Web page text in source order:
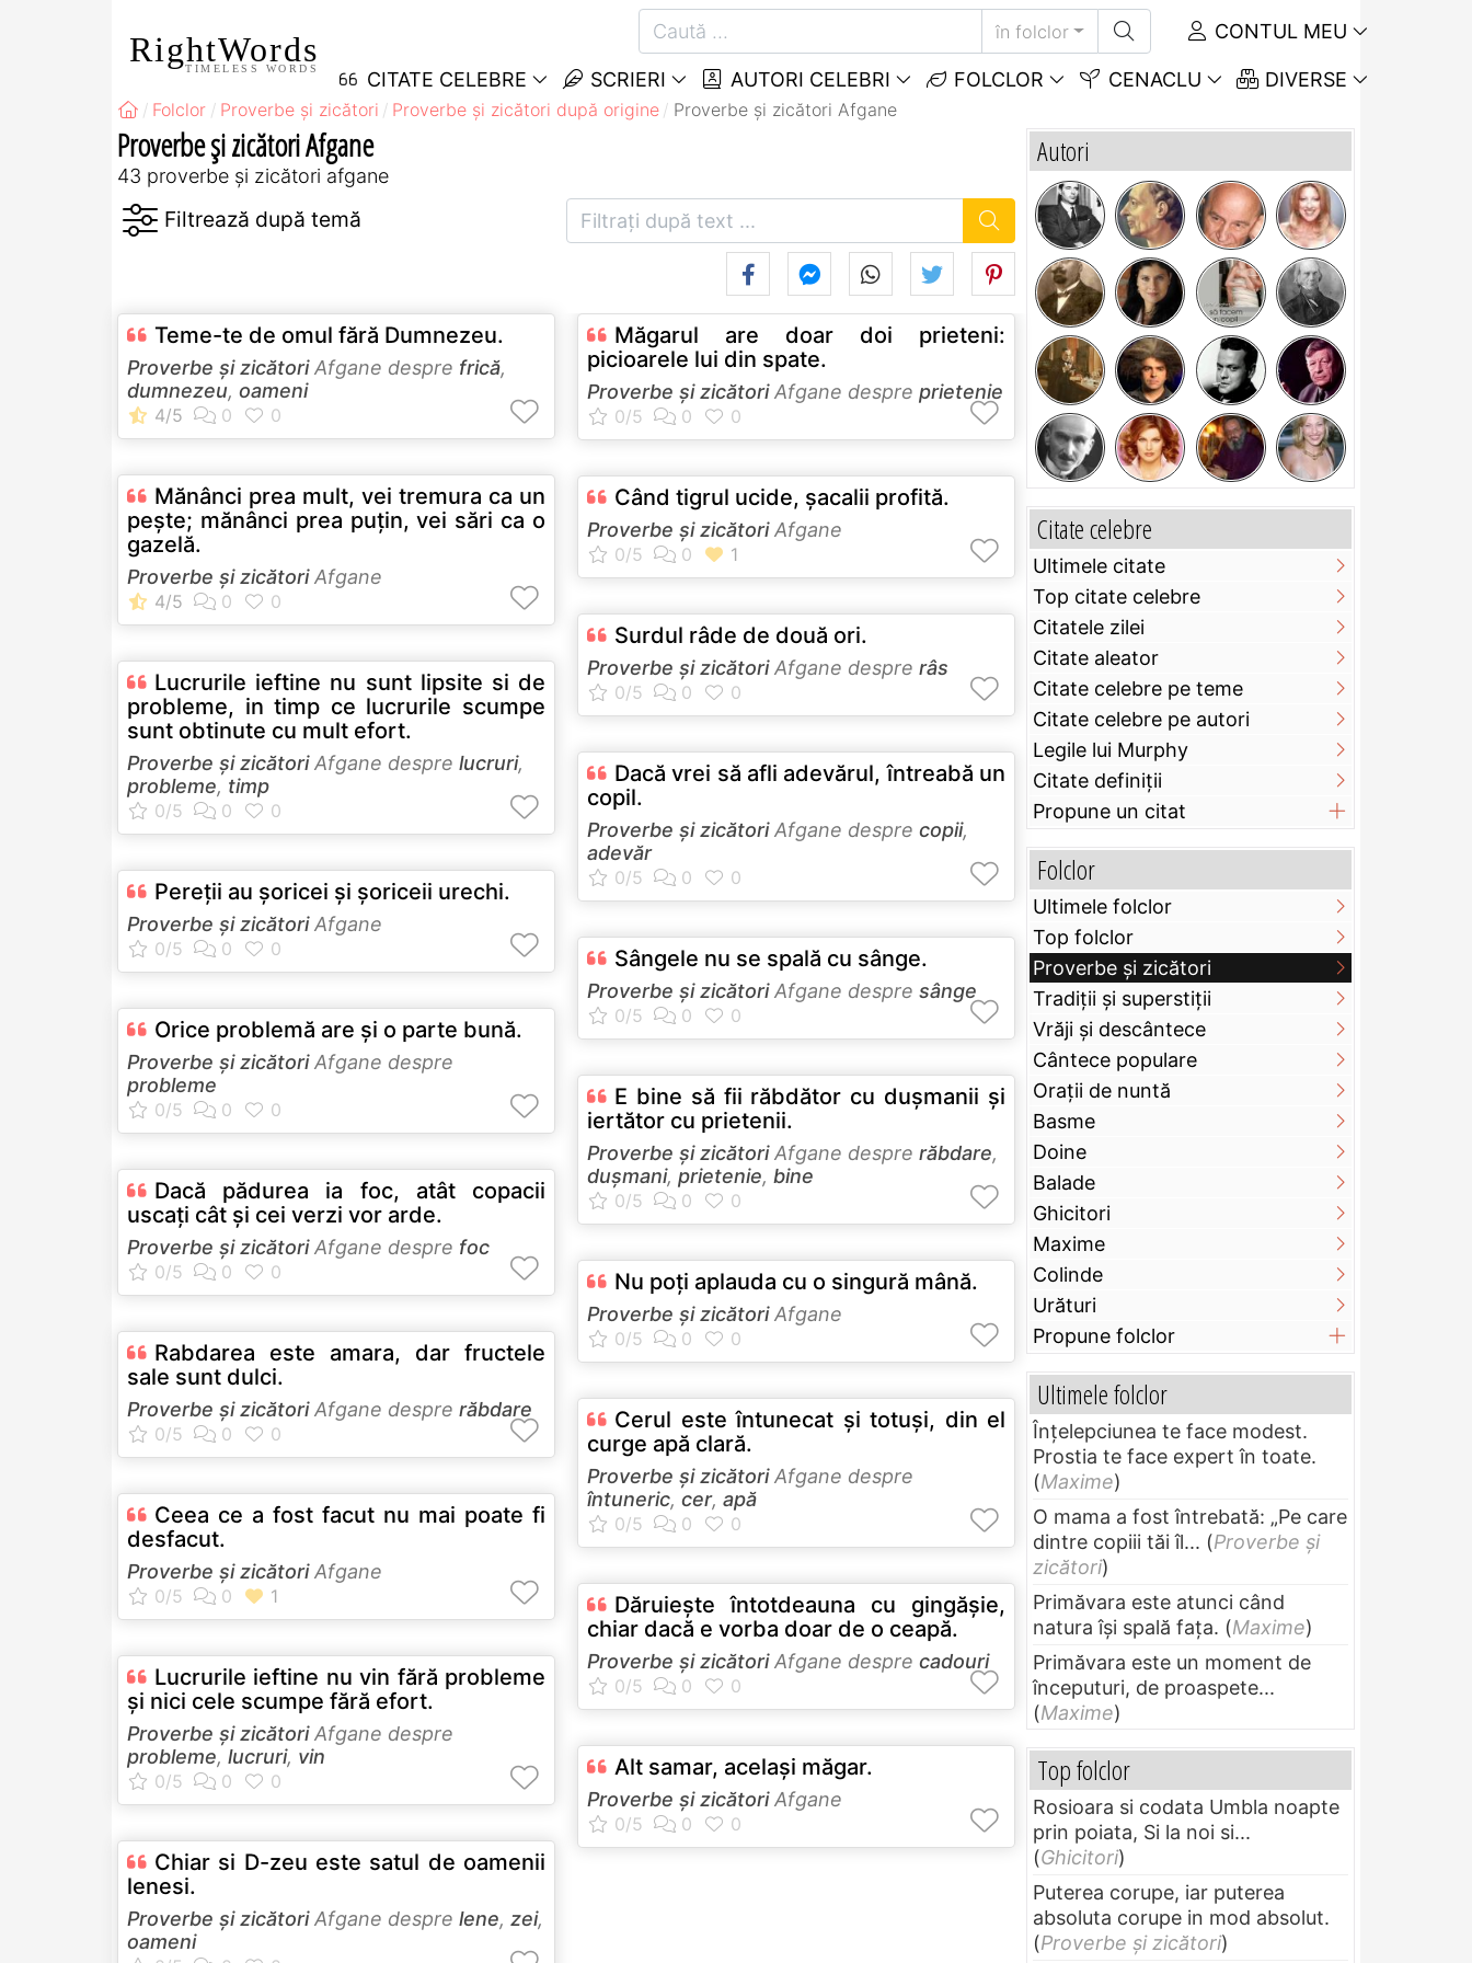
RightWords
TIMELESS WORDS
în folclor CONTUL MEU
CITATE CELEBRE SCRIERI AUTORI CELEBRI FOLCLOR CENACLU DIVERSE
Folclor Proverbe și zicători Proverbe și zicători după origine Proverbe și zicători Afgane
Proverbe și zicători Afgane
43 proverbe și zicători afgane
Teme-te de omul fără Dumnezeu.
Proverbe și zicătoriAfgane despre frică,
dumnezeu, oameni
Mănânci prea mult, vei tremura ca un
peşte; mănânci prea puţin, vei sări ca o
gazelă.
Proverbe și zicătoriAfgane
Lucrurile ieftine nu sunt lipsite si de
probleme, in timp ce lucrurile scumpe
sunt obtinute cu mult efort.
Proverbe și zicătoriAfgane despre lucruri,
probleme, timp
Pereţii au şoricei şi şoriceii urechi.
Proverbe și zicătoriAfgane
Orice problemă are şi o parte bună.
Proverbe și zicătoriAfgane despre
probleme
Dacă pădurea ia foc, atât copacii
uscaţi cât şi cei verzi vor arde.
Proverbe și zicătoriAfgane despre foc
Rabdarea este amara, dar fructele
sale sunt dulci.
Proverbe și zicătoriAfgane despre răbdare
Ceea ce a fost facut nu mai poate fi
desfacut.
Proverbe și zicătoriAfgane
Lucrurile ieftine nu vin fără probleme
şi nici cele scumpe fără efort.
Proverbe și zicătoriAfgane despre
probleme, lucruri, vin
Chiar si D-zeu este satul de oamenii
lenesi.
Proverbe și zicătoriAfgane despre lene, zei,
oameni
Măgarul are doar doi prieteni:
picioarele lui din spate.
Proverbe și zicătoriAfgane despre prietenie
Când tigrul ucide, şacalii profită.
Proverbe și zicătoriAfgane
Surdul râde de două ori.
Proverbe și zicătoriAfgane despre râs
Dacă vrei să afli adevărul, întreabă un
copil.
Proverbe și zicătoriAfgane despre copii,
adevăr
Sângele nu se spală cu sânge.
Proverbe și zicătoriAfgane despre sânge
E bine să fii răbdător cu duşmanii şi
iertător cu prietenii.
Proverbe și zicătoriAfgane despre răbdare,
dușmani, prietenie, bine
Nu poţi aplauda cu o singură mână.
Proverbe și zicătoriAfgane
Cerul este întunecat şi totuşi, din el
curge apă clară.
Proverbe și zicătoriAfgane despre
întuneric, cer, apă
Dăruieşte întotdeauna cu gingăşie,
chiar dacă e vorba doar de o ceapă.
Proverbe și zicătoriAfgane despre cadouri
Alt samar, acelaşi măgar.
Proverbe și zicătoriAfgane
Autori
Citate celebre
Ultimele citate
Top citate celebre
Citatele zilei
Citate aleator
Citate celebre pe teme
Citate celebre pe autori
Legile lui Murphy
Citate definiţii
Propune un citat
Folclor
Ultimele folclor
Top folclor
Proverbe și zicători
Tradiții și superstiții
Vrăji și descântece
Cântece populare
Orații de nuntă
Basme
Doine
Balade
Ghicitori
Maxime
Colinde
Urături
Propune folclor
Ultimele folclor
Înțelepciunea te face modest.
Prostia te face expert în toate.
(Maxime)
O mama a fost întrebată: „Pe care
dintre copiii tăi îl... (Proverbe și
zicători)
Primăvara este atunci când
natura își spală fața. (Maxime)
Primăvara este un moment de
începuturi, de proaspete...
(Maxime)
Top folclor
Rosioara si codata Umbla noapte
prin poiata, Si la noi si...
(Ghicitori)
Puterea corupe, iar puterea
absoluta corupe in mod absolut.
(Proverbe și zicători)